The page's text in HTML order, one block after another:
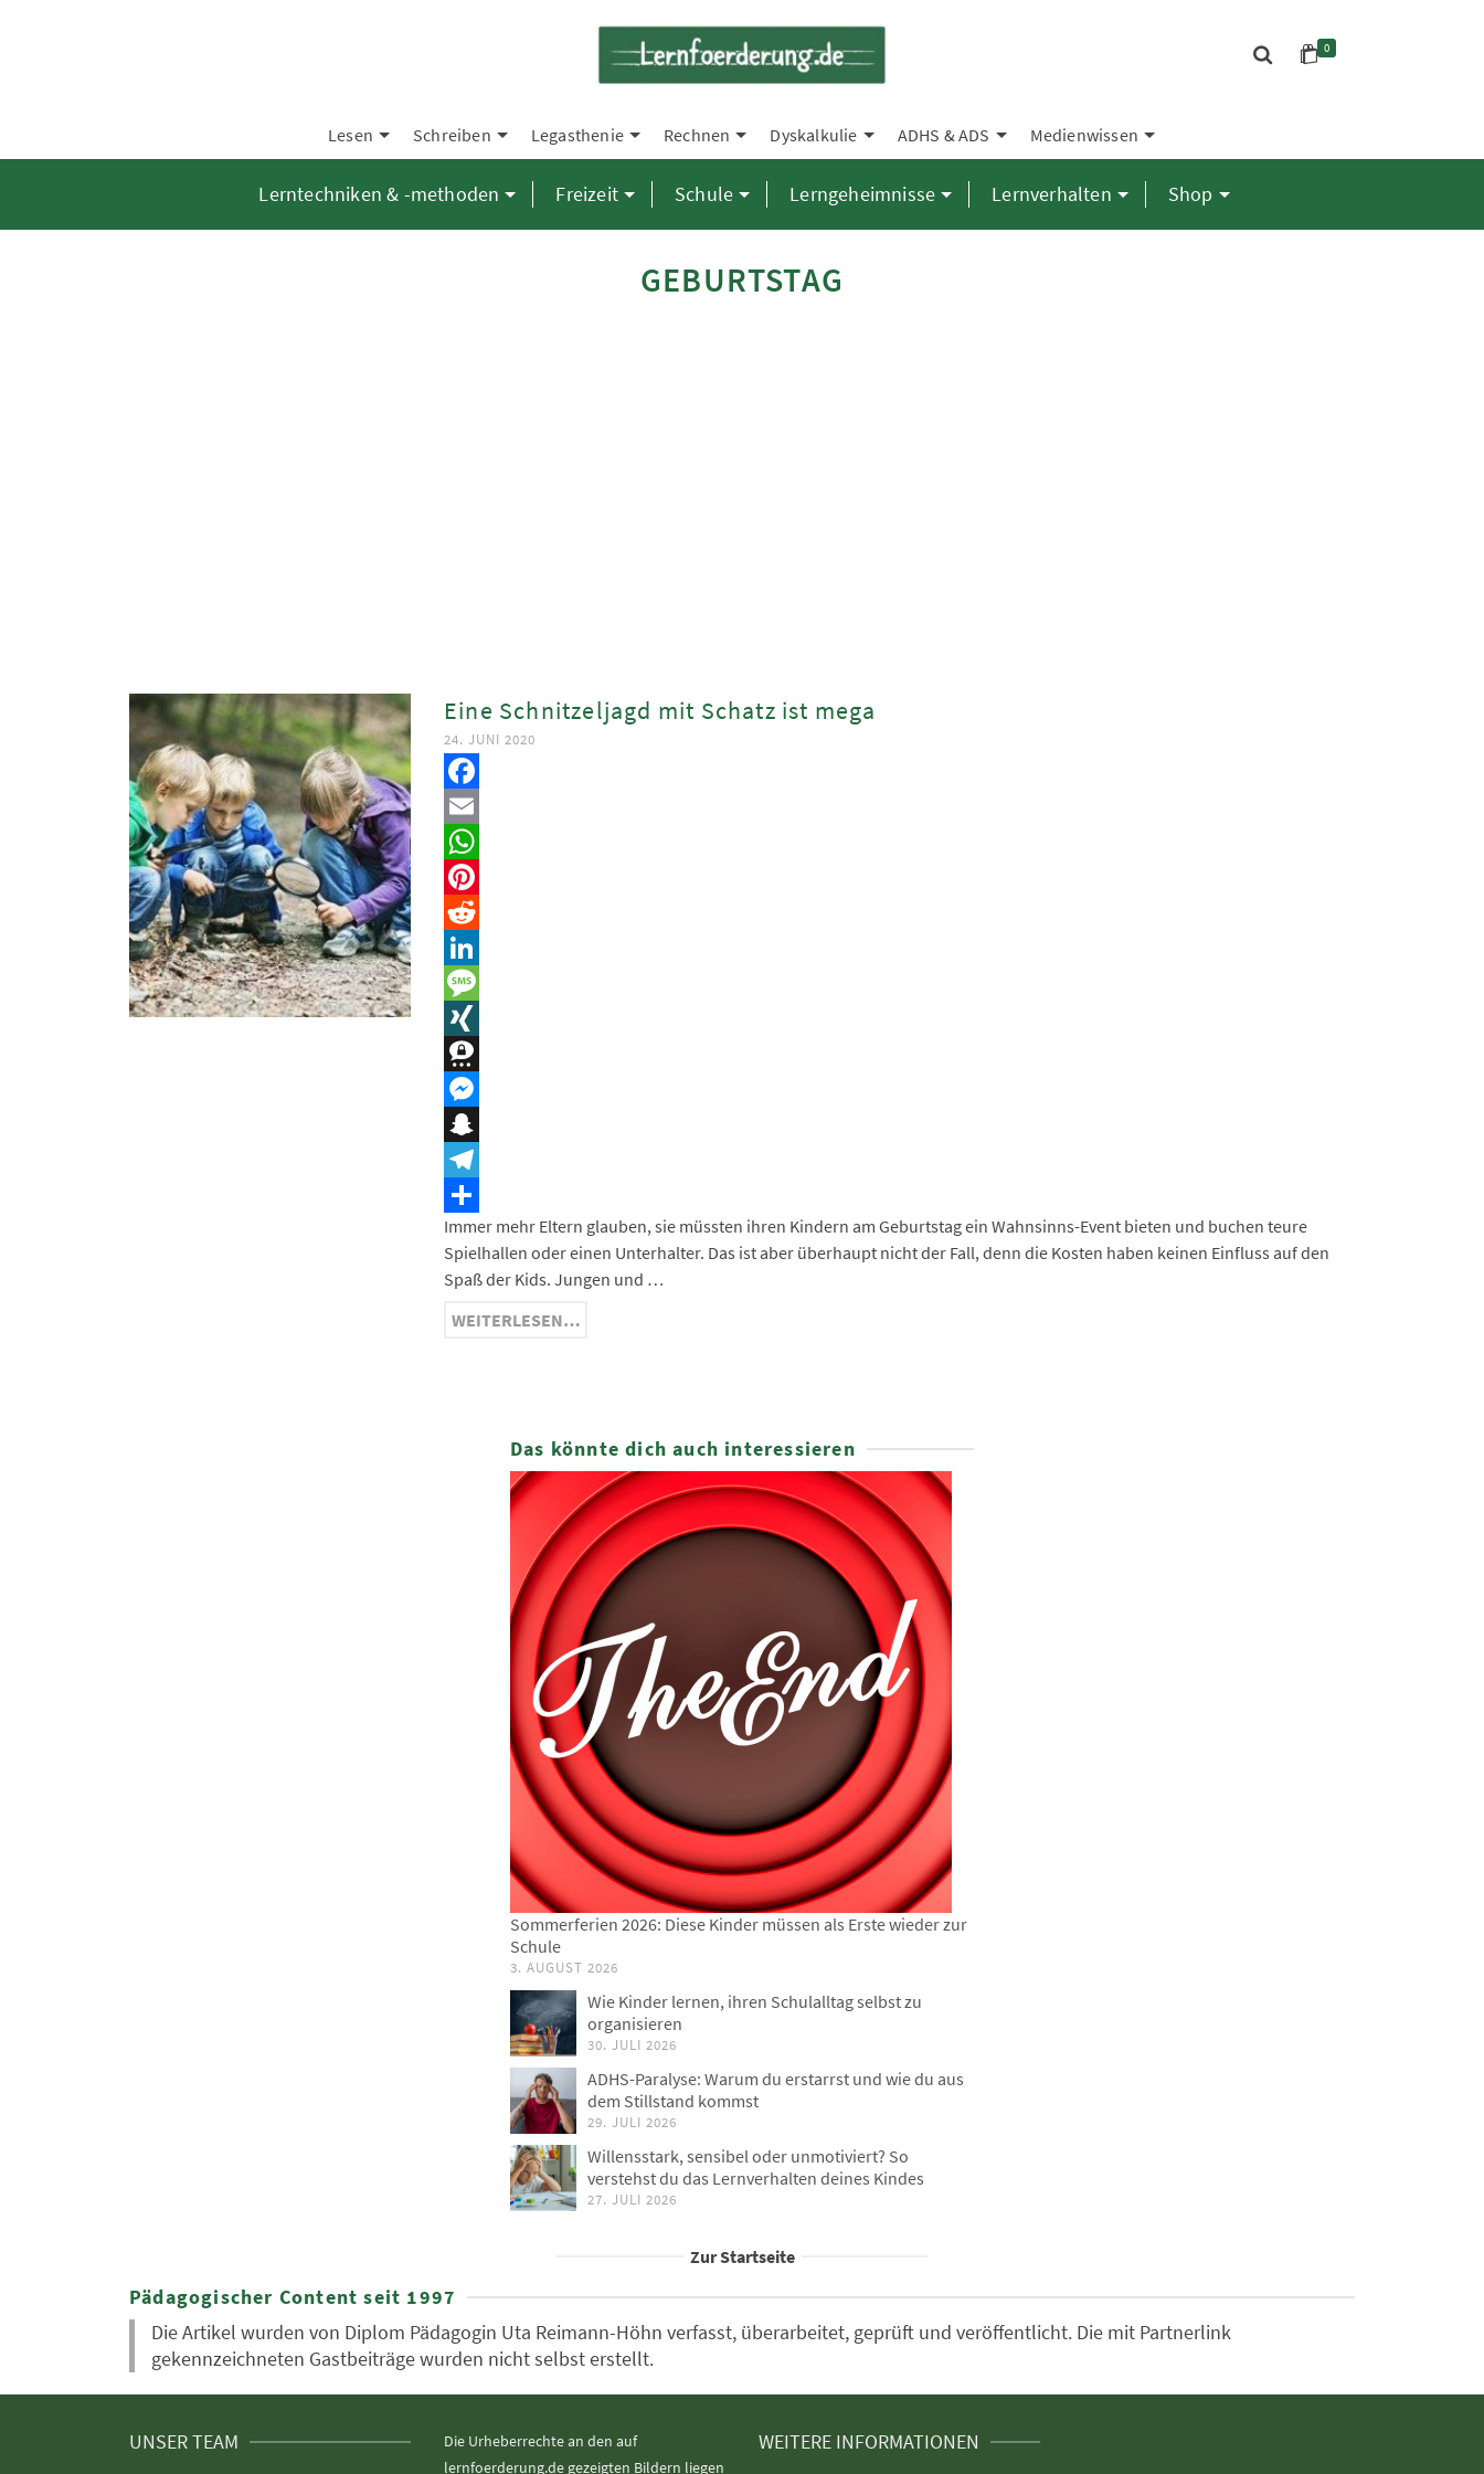
0
Lesen Schreiben Legasthenie Rechnen Dyskalkulie ADHS & ADS Medienwissen
Lerntechniken & -methoden Freizeit Schule Lerngeheimnisse Lernverhalten Shop
GEBURTSTAG
Eine Schnitzeljagd mit Schatz ist mega
24. JUNI 2020
Facebook
Email
WhatsApp
Pinterest
Reddit
LinkedIn
Message
XING
Threema
Messenger
Snapchat
Telegram
Teilen
Immer mehr Eltern glauben, sie müssten ihren Kindern am Geburtstag ein Wahnsinns-Event bieten und buchen teure
Spielhallen oder einen Unterhalter. Das ist aber überhaupt nicht der Fall, denn die Kosten haben keinen Einfluss auf den
Spaß der Kids. Jungen und …
WEITERLESEN…
Das könnte dich auch interessieren
Sommerferien 2026: Diese Kinder müssen als Erste wieder zur
Schule
3. AUGUST 2026
Wie Kinder lernen, ihren Schulalltag selbst zu
organisieren
30. JULI 2026
ADHS-Paralyse: Warum du erstarrst und wie du aus
dem Stillstand kommst
29. JULI 2026
Willensstark, sensibel oder unmotiviert? So
verstehst du das Lernverhalten deines Kindes
27. JULI 2026
Zur Startseite
Pädagogischer Content seit 1997
Die Artikel wurden von Diplom Pädagogin Uta Reimann-Höhn verfasst, überarbeitet, geprüft und veröffentlicht. Die mit Partnerlink
gekennzeichneten Gastbeiträge wurden nicht selbst erstellt.
UNSER TEAM
Die Urheberrechte an den auf
lernfoerderung.de gezeigten Bildern liegen
WEITERE INFORMATIONEN